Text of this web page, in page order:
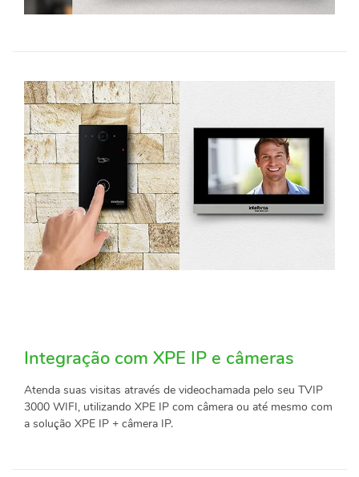
Integração com XPE IP e câmeras
Atenda suas visitas através de videochamada pelo seu TVIP
3000 WIFI, utilizando XPE IP com câmera ou até mesmo com
a solução XPE IP + câmera IP.